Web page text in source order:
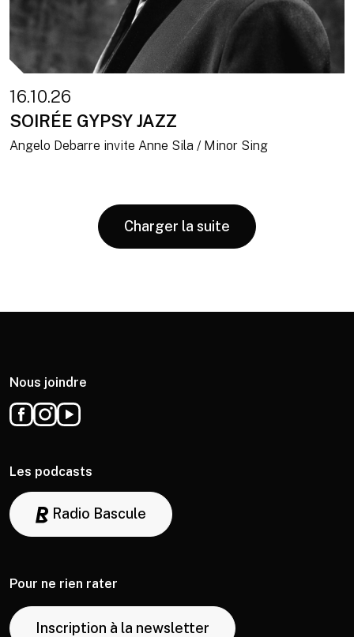
16.10.26
SOIRÉE GYPSY JAZZ
Angelo Debarre invite Anne Sila / Minor Sing
Charger la suite
Nous joindre
Les podcasts
Radio Bascule
Pour ne rien rater
Inscription à la newsletter